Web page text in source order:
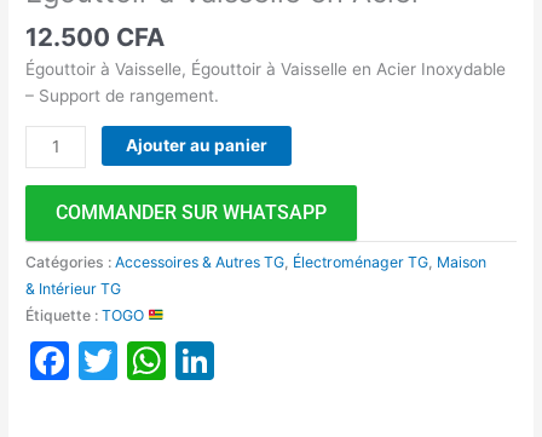
12.500 CFA
Égouttoir à Vaisselle, Égouttoir à Vaisselle en Acier Inoxydable
– Support de rangement.
Ajouter au panier
COMMANDER SUR WHATSAPP
Catégories :Accessoires & Autres TG Électroménager TG Maison
& Intérieur TG
Étiquette :TOGO
Facebook
TwitterWhatsApp